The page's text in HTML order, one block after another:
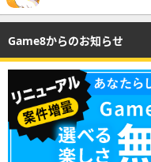
Game8からのお知らせ